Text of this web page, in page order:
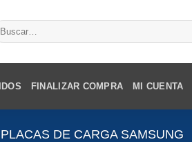
FINALIZAR COMPRA MI CUENTA
PLACAS DE CARGA SAMSUNG